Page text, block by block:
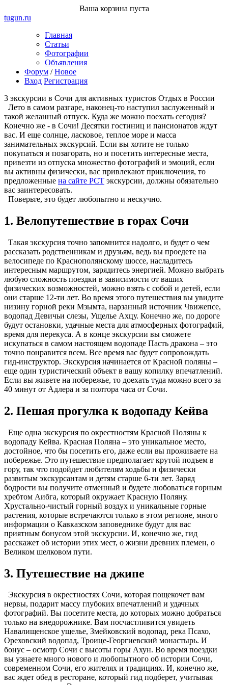
Ваша корзина пуста
tugun.ru
Главная
Статьи
Фотографии
Объявления
Форум /Новое
Вход Регистрация
3 экскурсии в Сочи для активных туристов Отдых в России
Лето в самом разгаре, наконец-то наступил заслуженный и
такой желанный отпуск. Куда же можно поехать сегодня?
Конечно же - в Сочи! Десятки гостиниц и пансионатов ждут
вас. И еще солнце, ласковое, теплое море и масса
занимательных экскурсий. Если вы хотите не только
покупаться и позагорать, но и посетить интересные места,
привезти из отпуска множество фотографий и эмоций, если
вы активны физически, вас привлекают приключения, то
предложенные на сайте РСТ экскурсии, должны обязательно
вас заинтересовать.
Поверьте, это будет любопытно и нескучно.
1. Велопутешествие в горах Сочи
Такая экскурсия точно запомнится надолго, и будет о чем
рассказать родственникам и друзьям, ведь вы проедете на
велосипеде по Краснополянскому шоссе, насладитесь
интересным маршрутом, зарядитесь энергией. Можно выбрать
любую сложность поездки в зависимости от ваших
физических возможностей, можно взять с собой и детей, если
они старше 12-ти лет. Во время этого путешествия вы увидите
низину горной реки Мзымта, нарзанный источник Чвижепсе,
водопад Девичьи слезы, Ущелье Ахцу. Конечно же, по дороге
будут остановки, удачные места для атмосферных фотографий,
время для перекуса. А в конце экскурсии вы сможете
искупаться в самом настоящем водопаде Пасть дракона – это
точно понравится всем. Все время вас будет сопровождать
гид-инструктор. Экскурсия начинается от Красной поляны –
еще один туристический объект в вашу копилку впечатлений.
Если вы живете на побережье, то доехать туда можно всего за
40 минут от Адлера и за полтора часа от Сочи.
2. Пешая прогулка к водопаду Кейва
Еще одна экскурсия по окрестностям Красной Поляны к
водопаду Кейва. Красная Поляна – это уникальное место,
достойное, что бы посетить его, даже если вы проживаете на
побережье. Это путешествие предполагает крутой подъем в
гору, так что подойдет любителям ходьбы и физически
развитым экскурсантам и детям старше 6-ти лет. Заряд
бодрости вы получите отменный и будете любоваться горным
хребтом Аибга, который окружает Красную Поляну.
Хрустально-чистый горный воздух и уникальные горные
растения, которые встречаются только в этом регионе, много
информации о Кавказском заповеднике будут для вас
приятным бонусом этой экскурсии. И, конечно же, гид
расскажет об истории этих мест, о жизни древних племен, о
Великом шелковом пути.
3. Путешествие на джипе
Экскурсия в окрестностях Сочи, которая пощекочет вам
нервы, подарит массу глубоких впечатлений и удачных
фотографий. Вы посетите места, до которых можно добраться
только на внедорожнике. Вам посчастливится увидеть
Навалищенское ущелье, Змейковский водопад, река Псахо,
Ореховский водопад, Троице-Георгиевский монастырь. И
бонус – осмотр Сочи с высоты горы Ахун. Во время поездки
вы узнаете много нового и любопытного об истории Сочи,
современном Сочи, его жителях и традициях. И, конечно же,
вас ждет обед в ресторане, который гид подберет, учитывая